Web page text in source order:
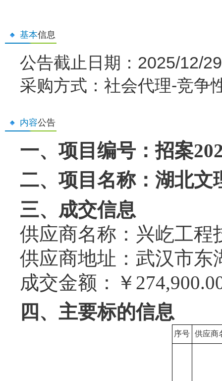
基本信息
公告截止日期：2025/12/
采购方式：社会代理-竞争
内容公告
一、项目编号：招案
二、项目名称：湖北文
三、成交信息
供应商名称：兴屹工程
供应商地址：武汉市东
成交金额：
￥
四、主要标的信息
序号 供应商